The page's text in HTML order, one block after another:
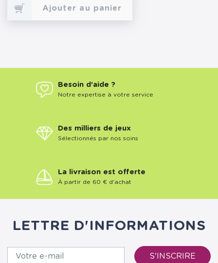
Ajouter au panier
Besoin d'aide ?
Notre expertise à votre service
Des milliers de jeux
Sélectionnés par nos soins
La livraison est offerte
À partir de 60 € d'achat
LETTRE D'INFORMATIONS